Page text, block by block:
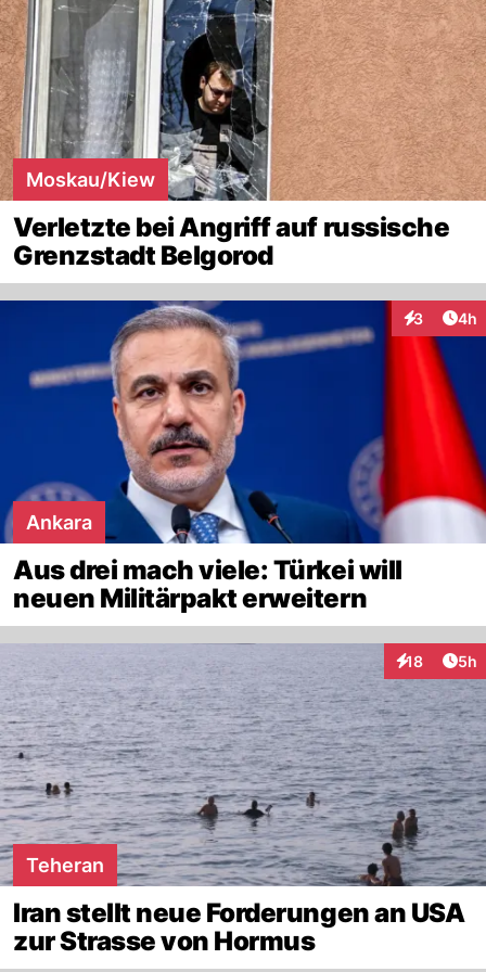
Moskau/Kiew
Verletzte bei Angriff auf russische
Grenzstadt Belgorod
3 4h
Ankara
Aus drei mach viele: Türkei will
neuen Militärpakt erweitern
18
Interaktionen
5h
Teheran
Iran stellt neue Forderungen an USA
zur Strasse von Hormus